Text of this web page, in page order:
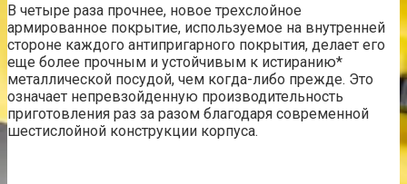
В четыре раза прочнее, новое трехслойное
армированное покрытие, используемое на внутренней
стороне каждого антипригарного покрытия, делает его
еще более прочным и устойчивым к истиранию*
металлической посудой, чем когда-либо прежде. Это
означает непревзойденную производительность
приготовления раз за разом благодаря современной
шестислойной конструкции корпуса.